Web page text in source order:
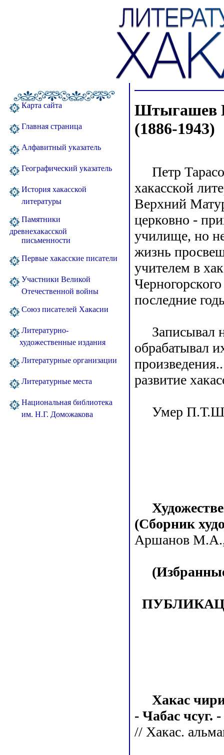
Карта сайта
Главная страница
Алфавитный указатель
Географический указатель
История хакасской
литературы
Памятники
древнехакасской
письменности
Первые хакасские писатели
Участники Великой
Отечественной войны
Союз писателей Хакасии
Литературно-
художественные издания
Литературные организации
Литературные места
Национальная библиотека
им. Н.Г. Доможакова
Штыгашев
(1886-1943)
Петр
хакасской
Верхний
церковно -
училище, но
жизнь
учителем в
последние
Записывал
обрабатывал
развитие
Умер
(Сборник
Аршанов М.А.,
Хакас
- Чабас чсуг.
// Хакас.